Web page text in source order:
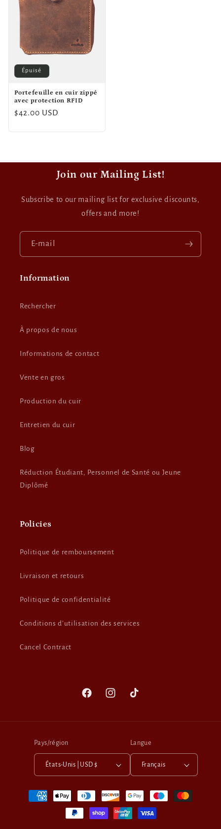
Épuisé
Portefeuille en cuir zippé
avec protection RFID
Prix
$42.00 USD
Join our Mailing List!
Subscribe to our mailing list for exclusive discounts,
offers and more!
E-mail
Information
Rechercher
À propos de nous
Informations de contact
Vente en gros
Production du cuir
Entretien du cuir
Blog
Réduction Étudiant, Personnel de Santé ou Jeune
Diplômé
Policies
Politique de remboursement
Livraison et retours
Politique de confidentialité
Conditions d'utilisation des services
Cancel Contract
FacebookInstagramTikTok
Pays/région
États-Unis | USD $
Langue
Français
Moyens